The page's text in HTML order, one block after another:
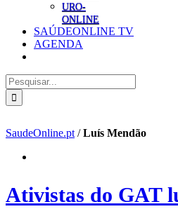
URO-
ONLINE
SAÚDEONLINE TV
AGENDA
Pesquisar
SaudeOnline.pt /Luís Mendão
Ativistas do GAT